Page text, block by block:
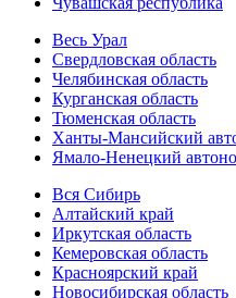
Весь Урал
Свердловская область
Челябинская область
Курганская область
Тюменская область
Ханты-Мансийский
Ямало-Ненецкий
Вся Сибирь
Алтайский край
Иркутская область
Кемеровская область
Красноярский край
Новосибирская область